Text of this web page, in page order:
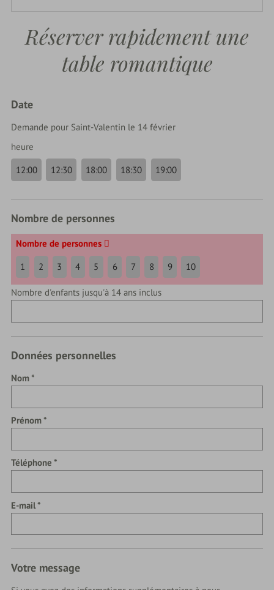
Réserver rapidement une
table romantique
Date
Demande pour Saint-Valentin le 14 février
heure
12:00
12:30 18:00 18:30 19:00
Nombre de personnes
Nombre de personnes
1
2 3 4 5 6 7 8 9 10
Nombre d'enfants jusqu'à 14 ans inclus
Données personnelles
Nom
Prénom
Téléphone
E-mail
Votre message